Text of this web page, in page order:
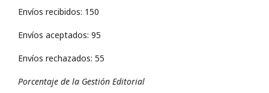
Envíos recibidos: 150
Envíos aceptados: 95
Envíos rechazados: 55
Porcentaje de la Gestión Editorial